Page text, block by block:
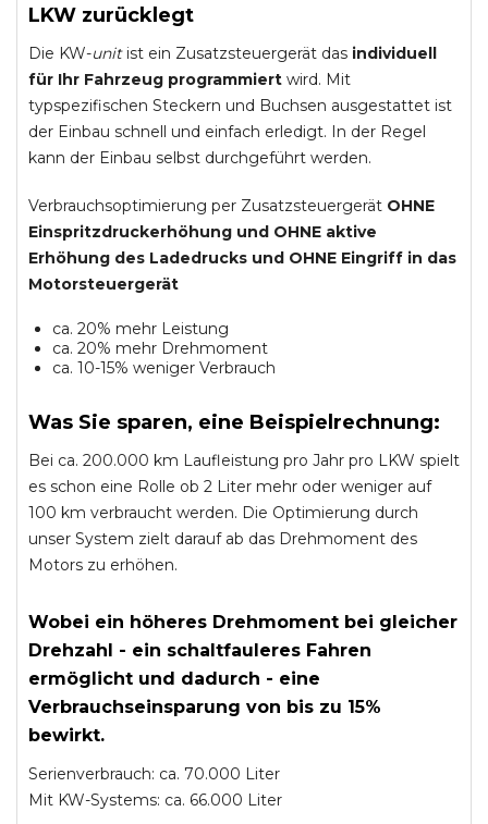
LKW zurücklegt
Die KW-unitist ein Zusatzsteuergerät das individuell
für Ihr Fahrzeug programmiert wird. Mit
typspezifischen Steckern und Buchsen ausgestattet ist
der Einbau schnell und einfach erledigt. In der Regel
kann der Einbau selbst durchgeführt werden.
Verbrauchsoptimierung per Zusatzsteuergerät OHNE
Einspritzdruckerhöhung und OHNE aktive
Erhöhung des Ladedrucks und OHNE Eingriff in das
Motorsteuergerät
ca. 20% mehr Leistung
ca. 20% mehr Drehmoment
ca. 10-15% weniger Verbrauch
Was Sie sparen, eine Beispielrechnung:
Bei ca. 200.000 km Laufleistung pro Jahr pro LKW spielt
es schon eine Rolle ob 2 Liter mehr oder weniger auf
100 km verbraucht werden. Die Optimierung durch
unser System zielt darauf ab das Drehmoment des
Motors zu erhöhen.
Wobei ein höheres Drehmoment bei gleicher
Drehzahl - ein schaltfauleres Fahren
ermöglicht und dadurch - eine
Verbrauchseinsparung von bis zu 15%
bewirkt.
Serienverbrauch: ca. 70.000 Liter
Mit KW-Systems: ca. 66.000 Liter